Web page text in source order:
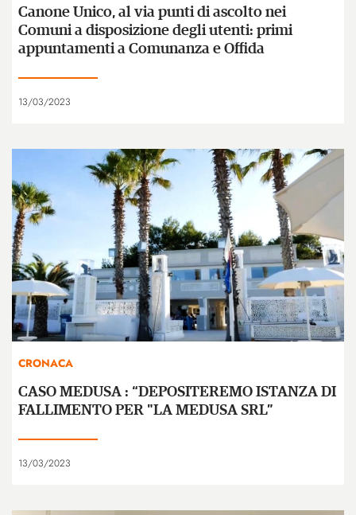
Canone Unico, al via punti di ascolto nei
Comuni a disposizione degli utenti: primi
appuntamenti a Comunanza e Offida
13/03/2023
CRONACA
CASO MEDUSA : “DEPOSITEREMO ISTANZA DI
FALLIMENTO PER "LA MEDUSA SRL”
13/03/2023